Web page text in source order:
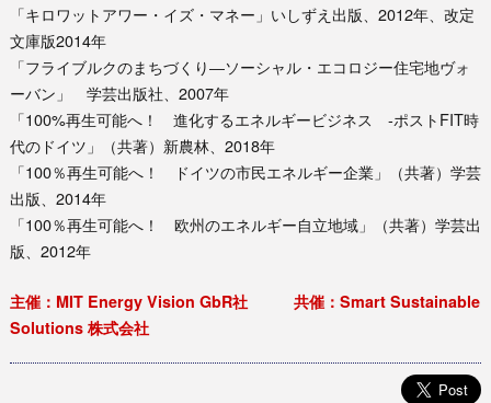
「キロワットアワー・イズ・マネー」いしずえ出版、2012年、改定
文庫版2014年
「フライブルクのまちづくり―ソーシャル・エコロジー住宅地ヴォ
ーバン」 学芸出版社、2007年
「100%再生可能へ！ 進化するエネルギービジネス -ポストFIT時
代のドイツ」（共著）新農林、2018年
「100％再生可能へ！ ドイツの市民エネルギー企業」（共著）学芸
出版、2014年
「100％再生可能へ！ 欧州のエネルギー自立地域」（共著）学芸出
版、2012年
主催：MIT Energy Vision GbR社 共催：Smart Sustainable
Solutions 株式会社